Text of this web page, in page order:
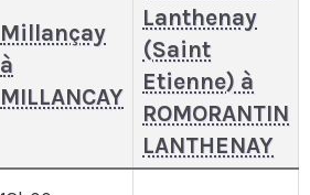
Millançay
à
MILLANCAY
Lanthenay
(Saint
Etienne) à
ROMORANTIN
LANTHENAY